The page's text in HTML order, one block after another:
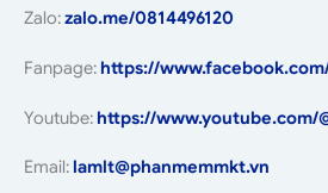
Zalo:zalo.me/0814496120
Fanpage: https://
Youtube: https://www.youtube.com/
Email: lamlt@phanmemmkt.vn